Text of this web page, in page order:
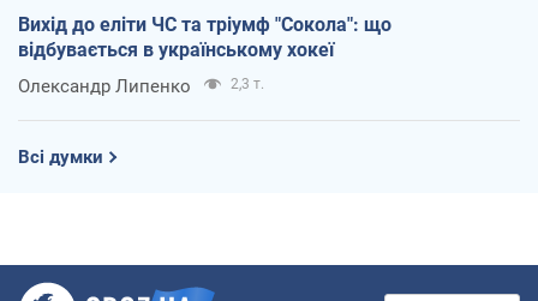
Вихід до еліти ЧС та тріумф "Сокола": що
відбувається в українському хокеї
Олександр Липенко 2,3 т.
Всі думки